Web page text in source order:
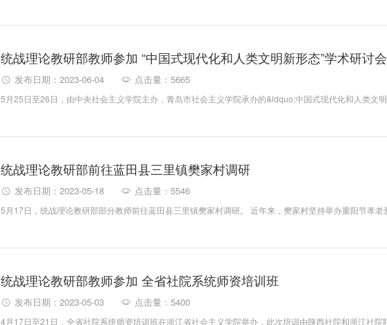
统战理论教研部教师参加 “中国式现代化和人类文明新形态”学术研讨会
发布日期：2023-06-04 点击量：5665
统战理论教研部前往蓝田县三里镇樊家村调研
发布日期：2023-05-18 点击量：5546
统战理论教研部教师参加 全省社院系统师资培训班
发布日期：2023-05-03 点击量：5400